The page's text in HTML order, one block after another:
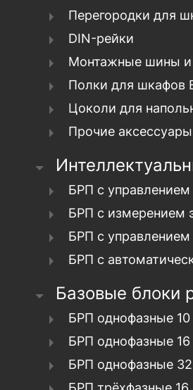
Перегородки для
DIN-рейки
Монтажные шины и
Полки для шкафов
Цоколи для
Прочие
БРП с
БРП с измерением
БРП с
БРП с
Базовые блоки
БРП однофазные
БРП однофазные
БРП однофазные